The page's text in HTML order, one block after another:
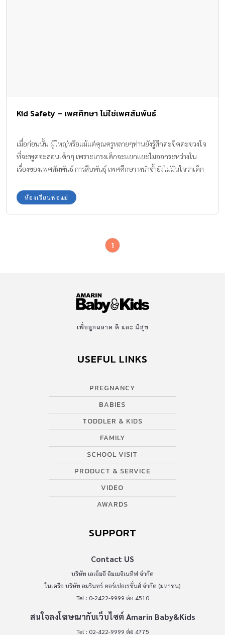
Kid Safety – เพศศึกษา ไม่ใช่เพศสัมพันธ์
เมื่อก่อนนั้น ผู้ใหญ่หรือแม้แต่คุณครูหลายๆท่านยังรู้สึกตะขิดตะขวงใจ
ที่จะพูดจะสอนเด็กๆ เพราะเกรงเด็กจะแยกแยะไม่ออกระหว่างใน
เรื่องของเพศสัมพันธ์ การสืบพันธุ์ เพศศึกษา หนำซ้ำยังไม่มั่นใจว่าเด็ก
ศึกษายุคนี้ จะไม่ได้มุ่งเน้นว่าเป็นเรื่องชองเรื่องกามอารมณ์ (sex) แต่ให้
ทัศนคติว่านี่คือกระบวนการที่จะสร้างภูมิคุ้มกันทางเพศให้แก่เด็กและ
เรื่องของ พัฒนาการทางด้านร่างกาย อารมณ์ สังคมมนุษยสัมพันธ
อย่างที่ผู้ใหญ่อย่างเราๆก็คาดไม่ถึง เราในฐานะคุณพ่อคุณแม่ คงต้อง
ปรึกษาหารือกันและเรียนรู้เอาใจใส่ ในเรื่องนี้กันอย่างจริงจัง ยิ่งดูจาก
ผลการสำรวจที่พบว่า ในบ้านเรานั้น คุณพ่อแม่มีบทบาทในการสอนเรื่อง
เพศแก่ลูก แค่ ร้อยละหนึ่งเท่านั้น ซึ่งนับได้ว่าน้อยที่สุดในโลก ! (โดย
แนวโน้มเลยว่า เด็กๆเมื่อเติบโตเป็นวัยรุ่น พวกเขาก็จะหาความรู้เรื่อง
อย่างคาดไม่ถึง เรื่อง : รศ.นพ.อดิศักดิ์ ผลิตผลการพิมพ์ ภาพ : […]
ห้องเรียนพ่อแม่
1
เพื่อลูกฉลาด ดี และ มีสุข
USEFUL LINKS
PREGNANCY
BABIES
TODDLER & KIDS
FAMILY
SCHOOL VISIT
PRODUCT & SERVICE
VIDEO
AWARDS
SUPPORT
Contact US
บริษัท เอเอ็มอี อิมเมจิเนทีฟ จำกัด
ในเครือ บริษัท อมรินทร์ คอร์เปอเรชั่นส์ จำกัด (มหาชน)
Tel : 0-2422-9999 ต่อ 4510
สนใจลงโฆษณากับเว็บไซต์ Amarin Baby&Kids
Tel : 02-422-9999 ต่อ 4775